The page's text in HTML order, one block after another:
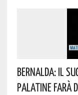
Bernalda: Il
Palatine Farà